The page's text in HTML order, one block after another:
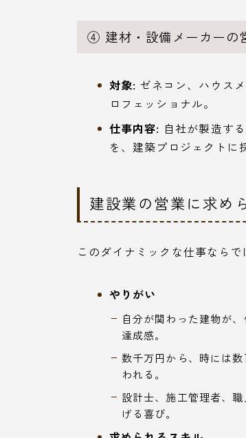
④ 建材・設備メーカーの
対象: ゼネコン、ハウス
ロフェッショナル。
仕事内容: 自社が製造す
を、建築プロジェクトに
建設業の営業に求め
このダイナミックな仕事なら
やりがい
自分が関わった建物が
達成感。
数千万円から、時には
われる。
設計士、施工管理者、
げる喜び。